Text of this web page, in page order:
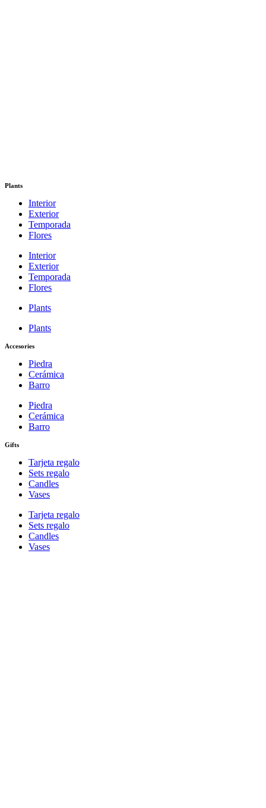
Plants
Interior
Exterior
Temporada
Flores
Interior
Exterior
Temporada
Flores
Plants
Plants
Accesories
Piedra
Cerámica
Barro
Piedra
Cerámica
Barro
Gifts
Tarjeta regalo
Sets regalo
Candles
Vases
Tarjeta regalo
Sets regalo
Candles
Vases